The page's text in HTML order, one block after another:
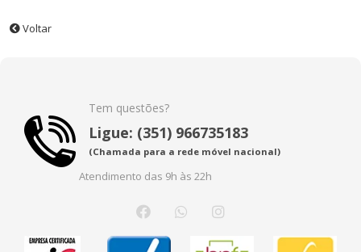
Voltar
Tem questões?
Ligue: (351) 966735183
(Chamada para a rede móvel nacional)
Atendimento das 9h às 22h